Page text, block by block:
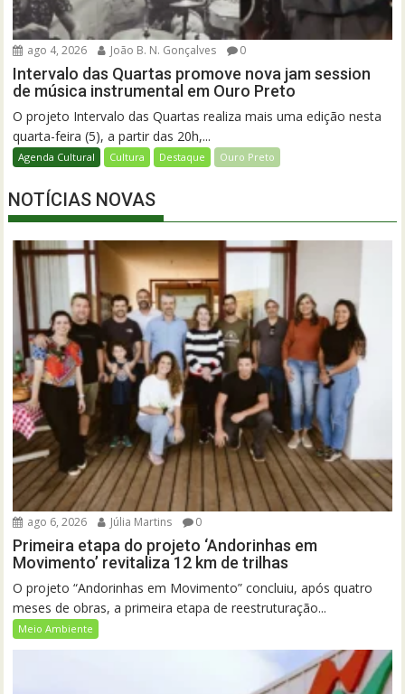
ago 4, 2026 João B. N. Gonçalves 0
Intervalo das Quartas promove nova jam session
de música instrumental em Ouro Preto
O projeto Intervalo das Quartas realiza mais uma edição nesta
quarta-feira (5), a partir das 20h,...
Agenda Cultural Cultura Destaque Ouro Preto
NOTÍCIAS NOVAS
ago 6, 2026 Júlia Martins 0
Primeira etapa do projeto ‘Andorinhas em
Movimento’ revitaliza 12 km de trilhas
O projeto “Andorinhas em Movimento” concluiu, após quatro
meses de obras, a primeira etapa de reestruturação...
Meio Ambiente